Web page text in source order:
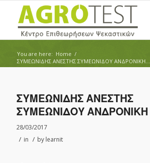
You are here: Home /
ΣΥΜΕΩΝΙΔΗΣ ΑΝΕΣΤΗΣ ΣΥΜΕΩΝΙΔΟΥ ΑΝΔΡΟΝΙΚΗ...
ΣΥΜΕΩΝΙΔΗΣ ΑΝΕΣΤΗΣ
ΣΥΜΕΩΝΙΔΟΥ ΑΝΔΡΟΝΙΚΗ
28/03/2017
/ in / by learnit